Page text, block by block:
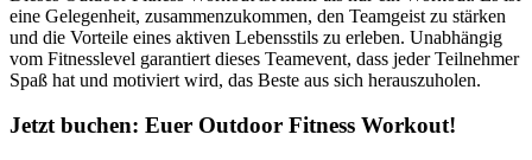
eine Gelegenheit, zusammenzukommen, den Teamgeist zu stärken
und die Vorteile eines aktiven Lebensstils zu erleben. Unabhängig
vom Fitnesslevel garantiert dieses Teamevent, dass jeder Teilnehmer
Spaß hat und motiviert wird, das Beste aus sich herauszuholen.
Jetzt buchen: Euer Outdoor Fitness Workout!